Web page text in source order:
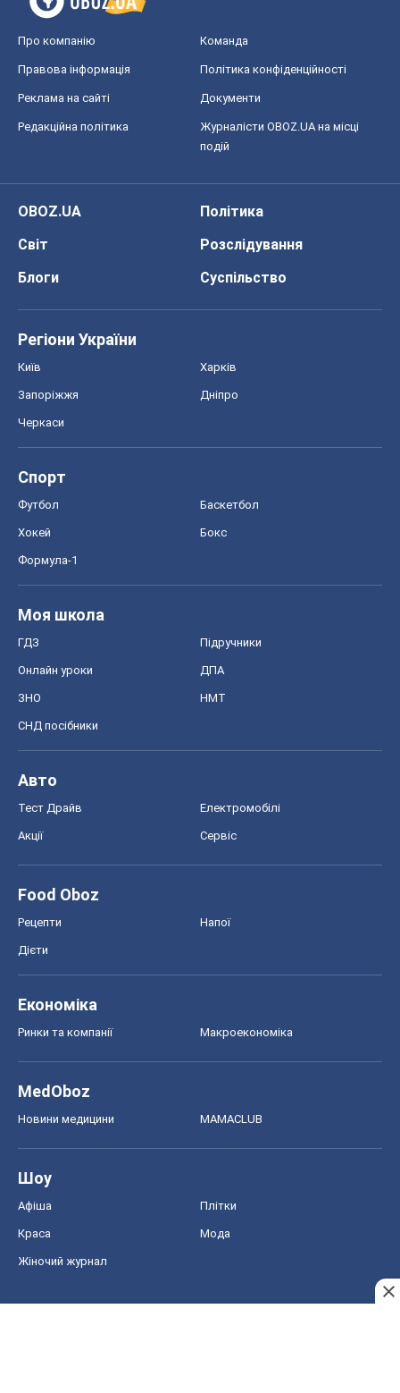
Про компанію Команда
Правова інформація Політика конфіденційності
Реклама на сайті Документи
Редакційна політика
Журналісти OBOZ.UA на місці
подій
OBOZ.UA
Політика
Світ
Розслідування
Блоги
Суспільство
Регіони України
Київ Харків
Запоріжжя Дніпро
Черкаси
Спорт
Футбол Баскетбол
Хокей Бокс
Формула-1
Моя школа
ГДЗ Підручники
Онлайн уроки ДПА
ЗНО НМТ
СНД посібники
Авто
Тест Драйв Електромобілі
Акції Сервіс
Food Oboz
Рецепти Напої
Дієти
Економіка
Ринки та компанії Макроекономіка
MedOboz
Новини медицини MAMACLUB
Шоу
Афіша Плітки
Краса Мода
Жіночий журнал